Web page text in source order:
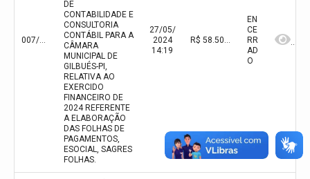
007/2024
DE
CONTABILIDADE E
CONSULTORIA
CONTÁBIL PARA A
CÂMARA
MUNICIPAL DE
GILBUÉS-PI,
RELATIVA AO
EXERCIDO
FINANCEIRO DE
2024 REFERENTE
A ELABORAÇÃO
DAS FOLHAS DE
PAGAMENTOS,
ESOCIAL, SAGRES
FOLHAS.
27/05/
2024
14:19
R$ 58.500,00(valor inicial) R$ 58.500,00(valor atualizado)
EN
CE
RR
AD
O